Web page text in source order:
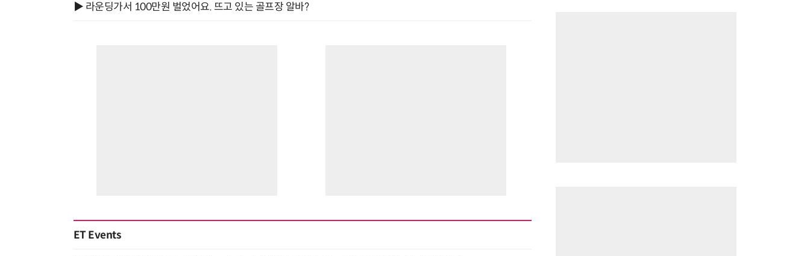
▶ 라운딩가서 100만원 벌었어요. 뜨고 있는 골프장 알바?
ET Events